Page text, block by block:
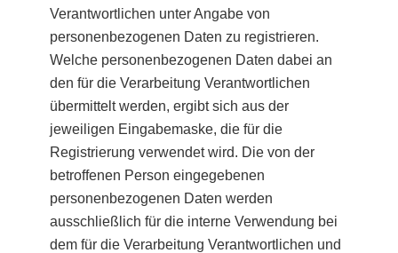
Verantwortlichen unter Angabe von
personenbezogenen Daten zu registrieren.
Welche personenbezogenen Daten dabei an
den für die Verarbeitung Verantwortlichen
übermittelt werden, ergibt sich aus der
jeweiligen Eingabemaske, die für die
Registrierung verwendet wird. Die von der
betroffenen Person eingegebenen
personenbezogenen Daten werden
ausschließlich für die interne Verwendung bei
dem für die Verarbeitung Verantwortlichen und